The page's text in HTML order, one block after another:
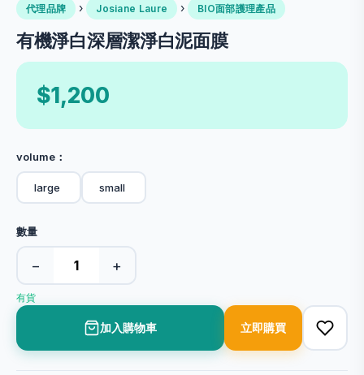
代理品牌 › Josiane Laure › BIO面部護理產品
有機淨白深層潔淨白泥面膜
$1,200
volume：
large small
數量
− +
有貨
加入購物車 立即購買